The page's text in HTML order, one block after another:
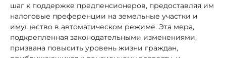
шаг к поддержке предпенсионеров, предоставляя им
налоговые преференции на земельные участки и
имущество в автоматическом режиме. Эта мера,
подкрепленная законодательными изменениями,
призвана повысить уровень жизни граждан,